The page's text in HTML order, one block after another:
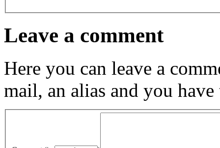
Leave a comment
Here you can leave a
mail, an alias and you have